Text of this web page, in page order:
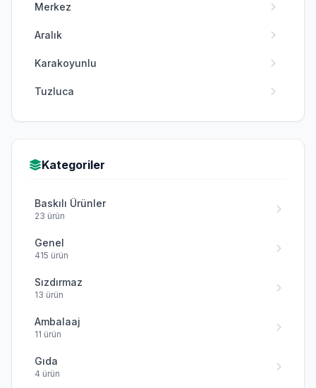
Merkez
Aralık
Karakoyunlu
Tuzluca
Kategoriler
Baskılı Ürünler
23 ürün
Genel
415 ürün
Sızdırmaz
13 ürün
Ambalaaj
11 ürün
Gıda
4 ürün